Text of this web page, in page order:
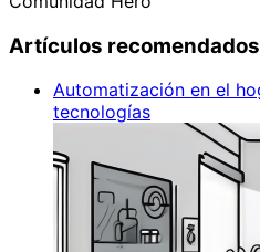
Artículos recomendados
Automatización en el
tecnologías